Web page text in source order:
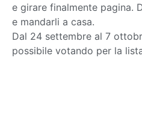
e girare finalmente pagina.
e mandarli a casa.
Dal 24 settembre al 7
possibile votando per la